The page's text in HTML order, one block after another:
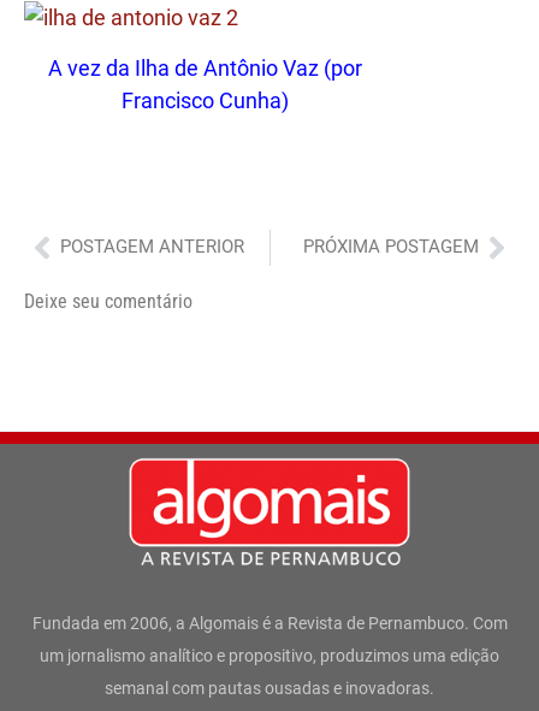
A vez da Ilha de Antônio Vaz (por
Francisco Cunha)
Anterior
POSTAGEM ANTERIOR PRÓXIMA POSTAGEM
Deixe seu comentário
Fundada em 2006, a Algomais é a Revista de Pernambuco. Com
um jornalismo analítico e propositivo, produzimos uma edição
semanal com pautas ousadas e inovadoras.